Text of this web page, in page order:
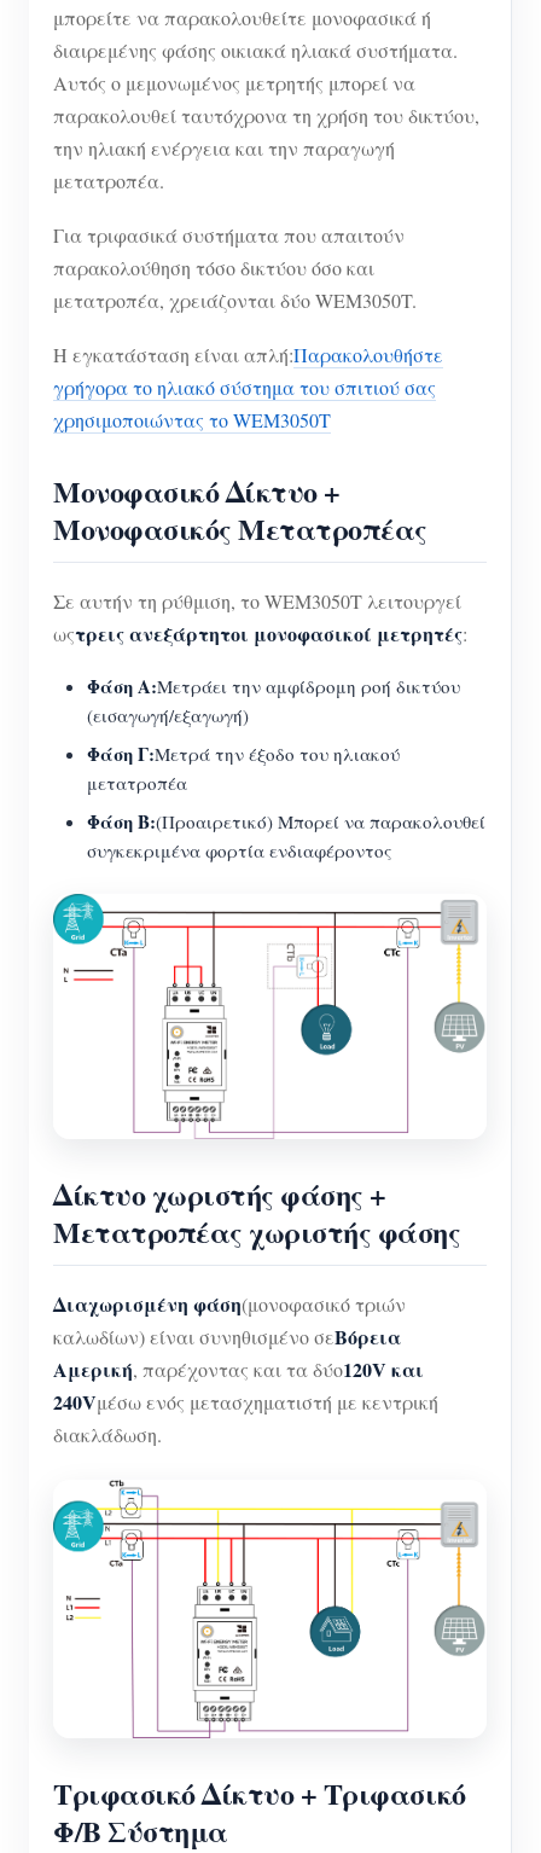
μπορείτε να παρακολουθείτε μονοφασικά ή
διαιρεμένης φάσης οικιακά ηλιακά συστήματα.
Αυτός ο μεμονωμένος μετρητής μπορεί να
παρακολουθεί ταυτόχρονα τη χρήση του δικτύου,
την ηλιακή ενέργεια και την παραγωγή
μετατροπέα.
Για τριφασικά συστήματα που απαιτούν
παρακολούθηση τόσο δικτύου όσο και
μετατροπέα, χρειάζονται δύο WEM3050T.
Η εγκατάσταση είναι απλή:Παρακολουθήστε
γρήγορα το ηλιακό σύστημα του σπιτιού σας
χρησιμοποιώντας το WEM3050T
Μονοφασικό Δίκτυο +
Μονοφασικός Μετατροπέας
Σε αυτήν τη ρύθμιση, το WEM3050T λειτουργεί
ωςτρεις ανεξάρτητοι μονοφασικοί μετρητές:
Φάση Α:Μετράει την αμφίδρομη ροή δικτύου
(εισαγωγή/εξαγωγή)
Φάση Γ:Μετρά την έξοδο του ηλιακού
μετατροπέα
Φάση Β:(Προαιρετικό) Μπορεί να παρακολουθεί
συγκεκριμένα φορτία ενδιαφέροντος
Δίκτυο χωριστής φάσης +
Μετατροπέας χωριστής φάσης
Διαχωρισμένη φάση(μονοφασικό τριών
καλωδίων) είναι συνηθισμένο σεΒόρεια
Αμερική, παρέχοντας και τα δύο120V και
240Vμέσω ενός μετασχηματιστή με κεντρική
διακλάδωση.
Τριφασικό Δίκτυο + Τριφασικό
Φ/Β Σύστημα